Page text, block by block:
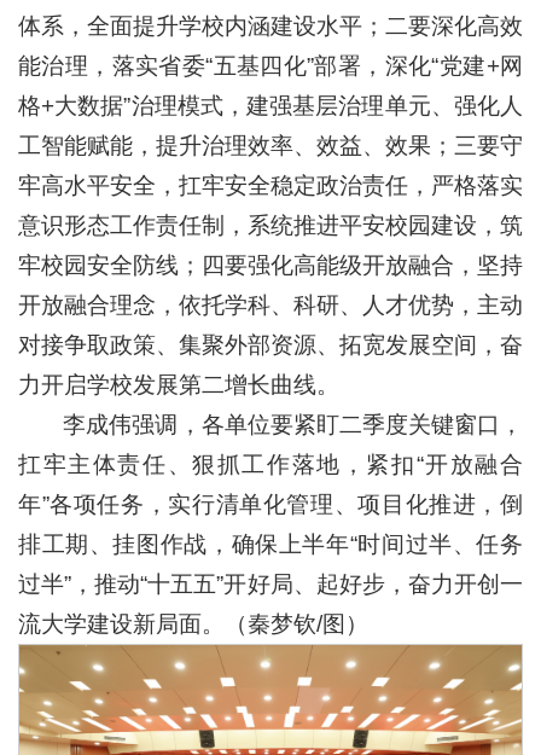
体系，全面提升学校内涵建设水平；二要深化高效
能治理，落实省委“五基四化”部署，深化“党建+网
格+大数据”治理模式，建强基层治理单元、强化人
工智能赋能，提升治理效率、效益、效果；三要守
牢高水平安全，扛牢安全稳定政治责任，严格落实
意识形态工作责任制，系统推进平安校园建设，筑
牢校园安全防线；四要强化高能级开放融合，坚持
开放融合理念，依托学科、科研、人才优势，主动
对接争取政策、集聚外部资源、拓宽发展空间，奋
力开启学校发展第二增长曲线。
李成伟强调，各单位要紧盯二季度关键窗口，
扛牢主体责任、狠抓工作落地，紧扣“开放融合
年”各项任务，实行清单化管理、项目化推进，倒
排工期、挂图作战，确保上半年“时间过半、任务
过半”，推动“十五五”开好局、起好步，奋力开创一
流大学建设新局面。（秦梦钦/图）